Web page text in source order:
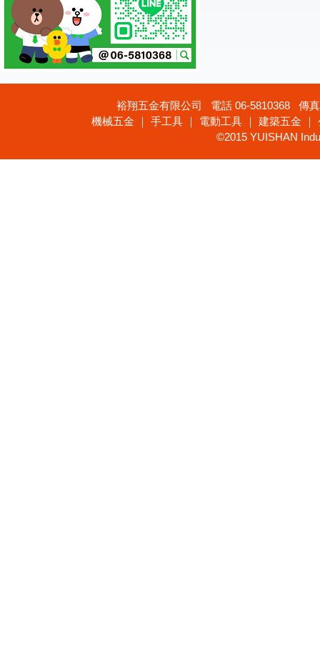
裕翔五金有限公司 電話 06-5810368 傳
機械五金 ｜ 手工具 ｜ 電動工具 ｜ 建築五金
©2015 YUISHAN